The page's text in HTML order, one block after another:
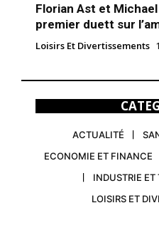
Florian Ast et
premier duett sur
Loisirs Et Divertissements
ACTUALITÉ
ECONOMIE ET FINANCE
INDUSTRIE
LOISIRS ET